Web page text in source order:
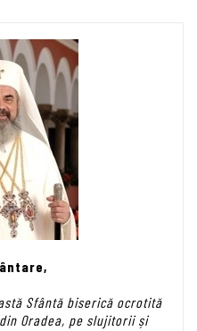
Sfântă biserică ocrotită
Oradea, pe slujitorii și